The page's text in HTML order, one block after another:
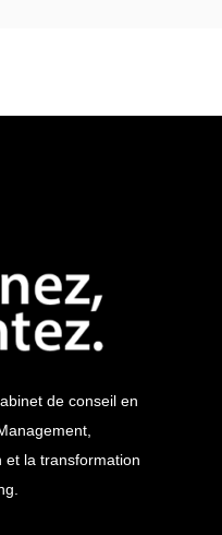
de conseil en
et la transformation